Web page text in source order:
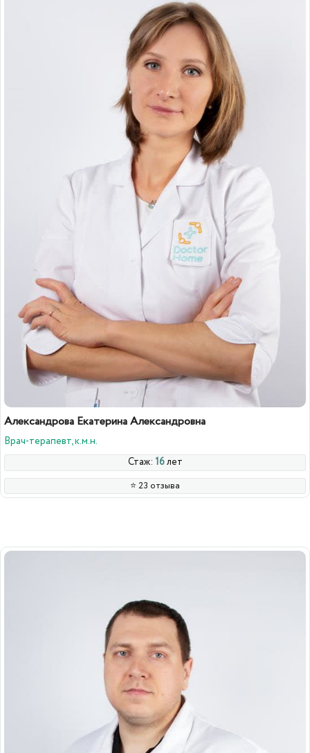
Александрова Екатерина Александровна
Врач-терапевт, к.м.н.
Стаж: 16лет
⭐️ 23 отзыва